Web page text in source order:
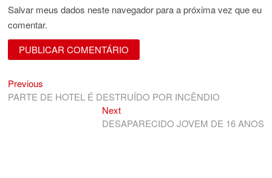
Salvar meus dados neste navegador para a próxima vez que eu
comentar.
Navegação
de
Previous
post:
PARTE DE HOTEL É DESTRUÍDO POR INCÊNDIO
NextNext
post:
DESAPARECIDO JOVEM DE 16 ANOS